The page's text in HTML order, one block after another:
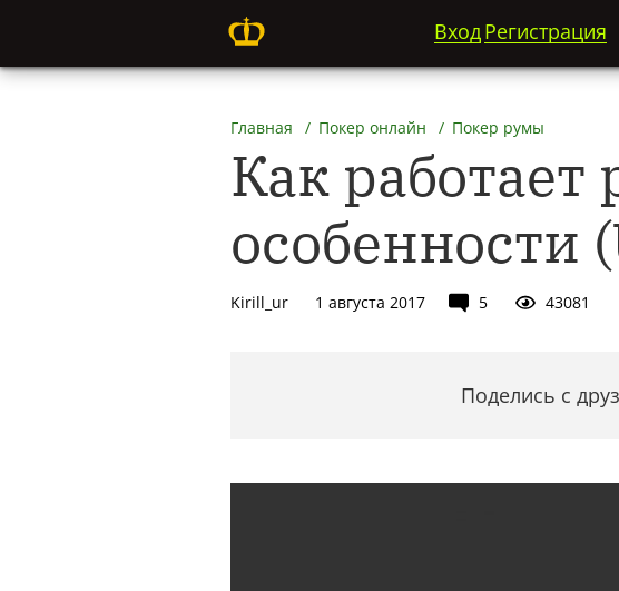
ВходРегистрация
Главная Покер онлайн Покер румы
Как
особенности
Kirill_ur 1 августа 2017 5 43081
Поделись с